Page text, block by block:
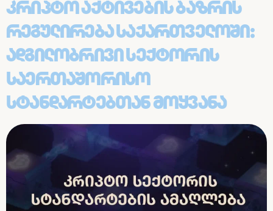
Კრიპტო Აქტივების Ბაზრის
Რეგულირება Საქართველოში:
Ადგილობრივი Სექტორის
Საერთაშორისო
Სტანდარტებთან Მოყვანა